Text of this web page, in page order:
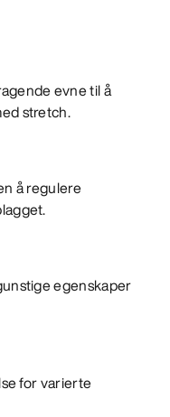
evne til å
stretch.
å regulere
egenskaper
for varierte